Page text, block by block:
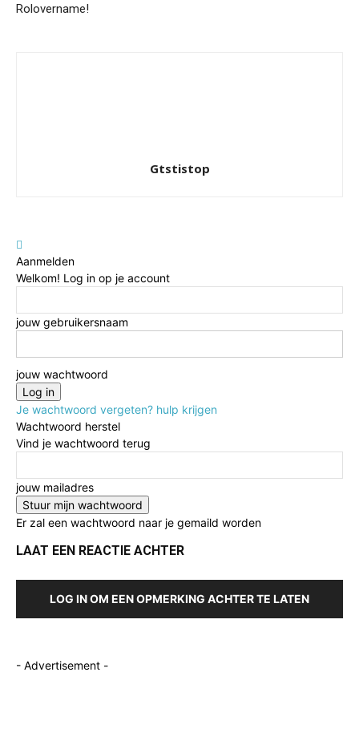
Rolovername!
Gtstistop
Aanmelden
Welkom! Log in op je account
jouw gebruikersnaam
jouw wachtwoord
Je wachtwoord vergeten? hulp krijgen
Wachtwoord herstel
Vind je wachtwoord terug
jouw mailadres
Er zal een wachtwoord naar je gemaild worden
LAAT EEN REACTIE ACHTER
LOG IN OM EEN OPMERKING ACHTER TE LATEN
- Advertisement -